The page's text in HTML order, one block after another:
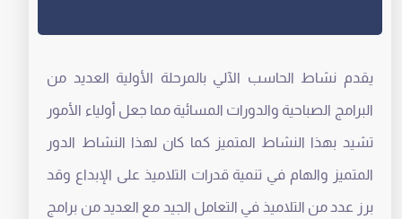
يقدم نشاط الحاسب الآلي بالمرحلة الأولية العديد من
البرامج الصباحية والدورات المسائية مما جعل أولياء الأمور
تشيد بهذا النشاط المتميز كما كان لهذا النشاط الدور
المتميز والهام في تنمية قدرات التلاميذ على الإبداع وقد
برز عدد من التلاميذ في التعامل الجيد مع العديد من برامج